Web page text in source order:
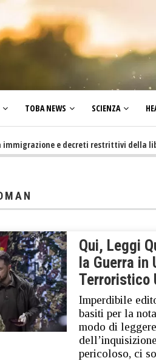
TOBA NEWS SCIENZA
e decreti restrittivi della
Qui, Leggi
la Guerra
Terroristico
Imperdibile
basiti per la
modo di
pericoloso, ci